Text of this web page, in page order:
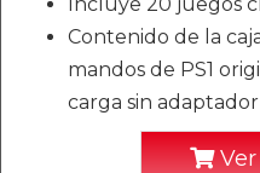
Contenido de la
mandos de PS1
carga sin
Ver